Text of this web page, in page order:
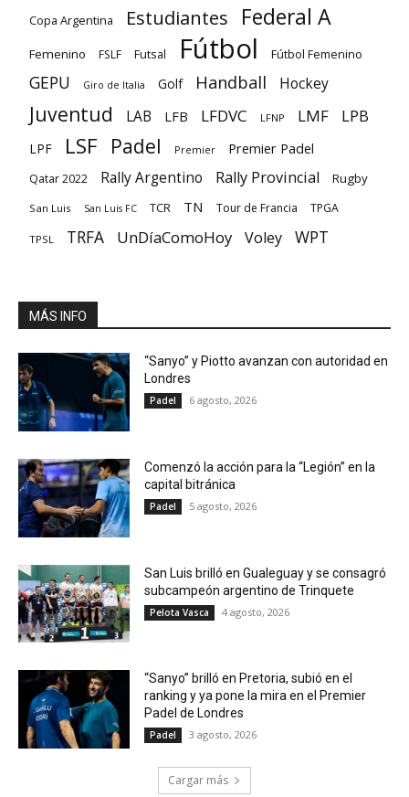
Copa Argentina Estudiantes Federal A
Femenino FSLF Futsal Fútbol Fútbol Femenino
GEPU Giro de Italia Golf Handball Hockey
Juventud LAB LFB LFDVC LFNP LMF LPB
LPF LSF Padel Premier Premier Padel
Qatar 2022 Rally Argentino Rally Provincial Rugby
San Luis San Luis FC TCR TN Tour de Francia TPGA
TPSL TRFA UnDíaComoHoy Voley WPT
MÁS INFO
“Sanyo” y Piotto avanzan con autoridad en
Londres
Padel 6 agosto, 2026
Comenzó la acción para la “Legión” en la
capital bitránica
Padel 5 agosto, 2026
San Luis brilló en Gualeguay y se consagró
subcampeón argentino de Trinquete
Pelota Vasca 4 agosto, 2026
“Sanyo” brilló en Pretoria, subió en el
ranking y ya pone la mira en el Premier
Padel de Londres
Padel 3 agosto, 2026
Cargar más